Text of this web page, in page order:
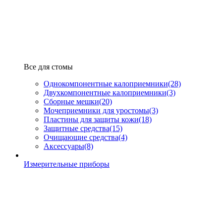
Все для стомы
Однокомпонентные калоприемники(28)
Двухкомпонентные калоприемники(3)
Сборные мешки(20)
Мочеприемники для уростомы(3)
Пластины для защиты кожи(18)
Защитные средства(15)
Очищающие средства(4)
Аксессуары(8)
Измерительные приборы